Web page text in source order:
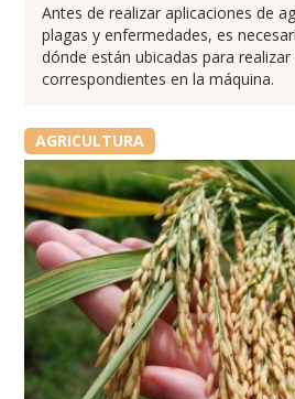
Antes de realizar aplicaciones de
plagas y enfermedades, es
dónde están ubicadas para
correspondientes en la máquina.
AGRICULTURA